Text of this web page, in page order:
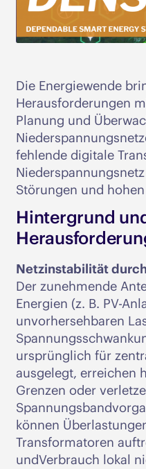
Die Energiewende
Herausforderungen
Planung und
fehlende digitale
Störungen und
Hintergrund
Netzinstabilität
Der zunehmende
Energien (z. B. PV-
unvorhersehbaren
ursprünglich für
ausgelegt, erreichen
Grenzen oder
können
Transformatoren
undVerbrauch lokal